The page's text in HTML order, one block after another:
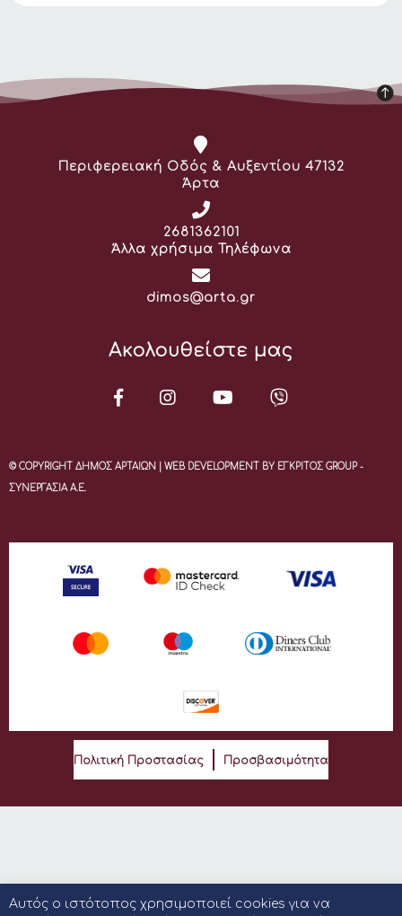
Διεύθυνση:
Περιφερειακή Οδός & Αυξεντίου 47132
Άρτα
Τηλέφωνο:
2681362101
Άλλα χρήσιμα Τηλέφωνα
Email:
dimos@arta.gr
Ακολουθείστε μας
© COPYRIGHT ΔΗΜΟΣ ΑΡΤΑΙΩΝ | WEB DEVELOPMENT BY ΕΓΚΡΙΤΟΣ GROUP -
ΣΥΝΕΡΓΑΣΙΑ Α.Ε.
Πολιτική Προστασίας Προσβασιμότητα
Αυτός ο ιστότοπος χρησιμοποιεί cookies για να